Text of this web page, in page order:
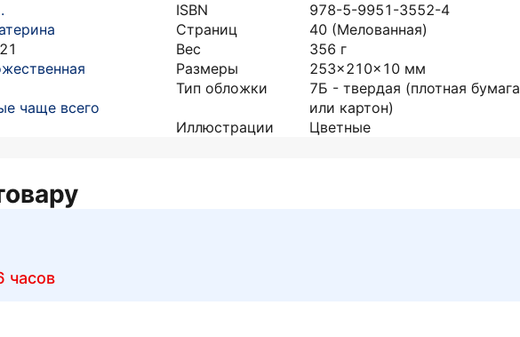
чаще всего
ISBN
978-5-9951-3552-4
Страниц
40 (Мелованная)
Вес
356 г
Размеры
253x210x10 мм
Тип обложки
7Б - твердая (плотная бумага
или картон)
Иллюстрации
Цветные
часов